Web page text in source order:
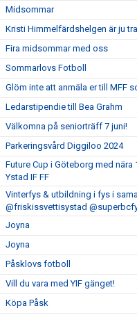
Midsommar
Kristi Himmelfärdshelgen är ju
Fira midsommar med oss
Sommarlovs Fotboll
Glöm inte att anmäla er till MFF
Ledarstipendie till Bea Grahm
Välkomna på seniorträff 7 juni!
Parkeringsvård Diggiloo 2024
Future Cup i Göteborg med nära
Ystad IF FF
Vinterfys & utbildning i fys i
@friskissvettisystad
Joyna
Joyna
Påsklovs fotboll
Vill du vara med YIF gänget!
Köpa Påsk